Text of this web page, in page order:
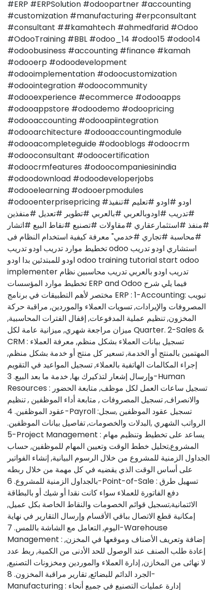
#ERP #ERPSolution #odoopartner #accounting
#customization #manufacturing #erpconsultant
#consultant ##kamahtech #ahmedfarid #Odoo
#OdooTraining #BBL #odoo_14 #odoo15 #odoo14
#odoobusiness #accounting #finance #kamah
#odooerp #odoodevelopment
#odooimplementation #odoocustomization
#odoointegration #odoocommunity
#odooexperience #ecommerce #odooapps
#odooappstore #odoodemo #odoopricing
#odooaccounting #odooapiintegration
#odooarchitecture #odooaccountingmodule
#odooacompleteguide #odooblogs #odoocrm
#odooconsultant #odoocertification
#odoocrmfeatures #odoocompaniesinindia
#odoodownload #odoodeveloperjobs
#odooelearning #odooerpmodules
#odooenterprisepricing #اودو #اودو #تعليم #تنفيذ
#تدريب #اودوبالعربي #بالعربي #تطوير #تعديل #منفذين
#منفذ #استثمارعقاري #مقاولات #تصنيع #نقاط البيع #اتشار
#محاسبة #تجاري #خدمي" معرفة كيفية استخدام النظام فى
تخطيط موارد تدريب اودو تدريب odoo استشاري اودو تدريب
اودو للمبتدئين بدا اودو odoo training tutorial start odoo
implementer تدريب اودو بالعربي تدريب محاسبين نظام
تخطيط موارد المؤسسات ERP and Odoo فيما يلي شرح
مختصر لأهم التطبيقات في برنامج ERP : 1-Accounting: تبويب
المصروفات والإيرادات, تسويات العملاء والموردين, مراقبة حركة
المخزون, تنظيم عملية المدفوعات, إقفال الفترات المحاسبية,
ميزان مراجعة شهري, ميزانية عامة لكل Quarter. 2-Sales &
CRM : تسجيل بيانات العملاء بشكل منظم, معرفة العملاء
المهتمين بالمنتج أو الخدمة, تسعير كل منتج أو خدمة بشكل منظم,
إجراء المكالمات الهاتفية بالعملاء, تسجيل المواعيد في التقويم
وإرسال إشعار لتذكيرك بها, خدمة ما بعد البيع. 3-Human
Resources : تسجيل ساعات العمل لكل موظف, متابعة الحضور
والانصراف, تسجيل المصروفات , متابعة أداء الموظفين , تنظيم
عقود الموظفين. 4-Payroll :تسجيل عقود الموظفين ,سجل
الرواتب الشهري ,البدلات والخصومات, تفاصيل بيانات الموظفين.
5-Project Management : يساعد على تخطيط وتنظيم مهام
المشروع,تحليل خطط الوقت وتعيين المهام للموظفين, حساب
الجداول الزمنية للمشروع من خلال الرسوم البيانية, إنشاء الفواتير
على أساس الوقت الذي يقضيه في كل مهمة من خلال ربطه
بالجداول الزمنية للمشروع. 6-Point-of-Sale : تسهيل طرق
دفع الفاتورة للعملاء سواء كانت نقدا أو شيك أو بالبطاقة
الائتمانية,تسجيل قوائم الخصومات والنقاط الخاصة بكل عميل,
إمكانية قطع الاتصال بباقي الأقسام وإرسال التقارير في نهاية
اليوم, التعامل مع الشاشة باللمس. 7-Warehouse
Management : إضافة وتعريف الأصناف وموقعها في المخزن,
إعادة طلب الصنف عند الوصول للحد الأدنى من الكمية, ربط عدد
لا نهائى من المخازن, إدارة العملاء والموردين ومخزونات التصنيع,
الجرد الدائم للبضائع, تقارير مراقبة المخزون. 8-
Manufacturing : إدارة عمليات التصنيع في جميع أنحاء